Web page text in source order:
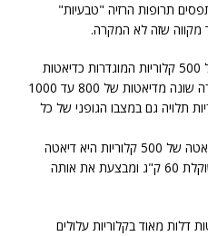
תרופות הרזיה "טבעיות"
מקווה שזה לא המקרה.
הביקורת היא יותר כלפי דיאטות של 500 קלוריות המוגדרות כדיאטות
דלות מאוד בקלוריות. מדובר בהגדרה שונה מדיאטות של 800 עד 1000
תלויה גם במצבו הגופני של כל
עבור אדם במשקל של 100 ק"ג דיאטה של 500 קלוריות היא דיאטה
חריפה יותר מאשר עבור אישה ששוקלת 60 ק"ג ומבצעת את אותה
דלות מאוד בקלוריות עלולים